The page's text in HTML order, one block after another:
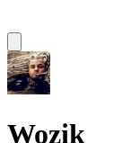
Wozik